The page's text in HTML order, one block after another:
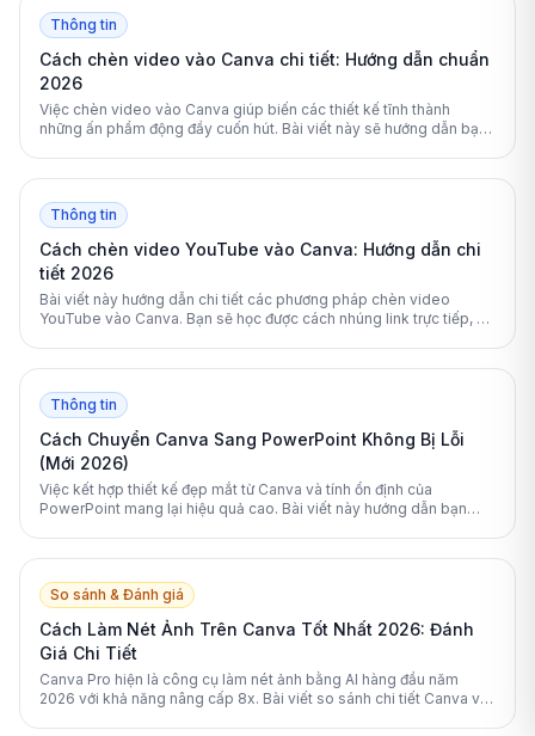
Thông tin
Cách chèn video vào Canva chi tiết: Hướng dẫn chuẩn
2026
Việc chèn video vào Canva giúp biến các thiết kế tĩnh thành
những ấn phẩm động đầy cuốn hút. Bài viết này sẽ hướng dẫn bạn
Thông tin
Cách chèn video YouTube vào Canva: Hướng dẫn chi
tiết 2026
Bài viết này hướng dẫn chi tiết các phương pháp chèn video
YouTube vào Canva. Bạn sẽ học được cách nhúng link trực tiếp, sử
Thông tin
Cách Chuyển Canva Sang PowerPoint Không Bị Lỗi
(Mới 2026)
Việc kết hợp thiết kế đẹp mắt từ Canva và tính ổn định của
PowerPoint mang lại hiệu quả cao. Bài viết này hướng dẫn bạn
So sánh & Đánh giá
Cách Làm Nét Ảnh Trên Canva Tốt Nhất 2026: Đánh
Giá Chi Tiết
Canva Pro hiện là công cụ làm nét ảnh bằng AI hàng đầu năm
2026 với khả năng nâng cấp 8x. Bài viết so sánh chi tiết Canva với